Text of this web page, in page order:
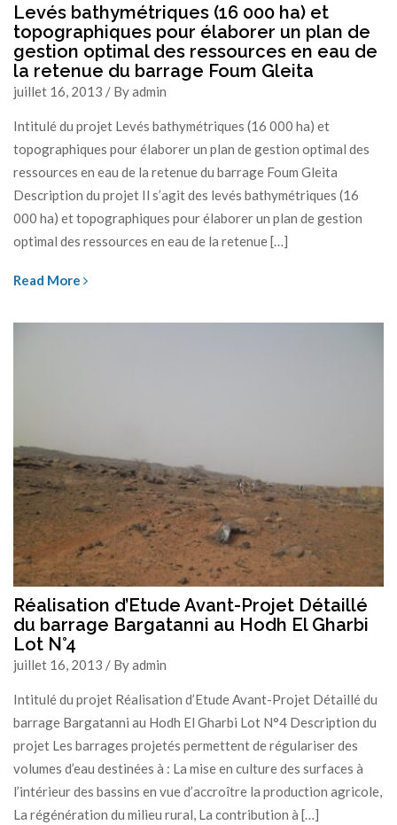
Levés bathymétriques (16 000 ha) et
topographiques pour élaborer un plan de
gestion optimal des ressources en eau de
la retenue du barrage Foum Gleita
juillet 16, 2013 / By admin
Intitulé du projet Levés bathymétriques (16 000 ha) et
topographiques pour élaborer un plan de gestion optimal des
ressources en eau de la retenue du barrage Foum Gleita
Description du projet Il s’agit des levés bathymétriques (16
000 ha) et topographiques pour élaborer un plan de gestion
optimal des ressources en eau de la retenue […]
Read More
Réalisation d’Etude Avant-Projet Détaillé
du barrage Bargatanni au Hodh El Gharbi
Lot N°4
juillet 16, 2013 / By admin
Intitulé du projet Réalisation d’Etude Avant-Projet Détaillé du
barrage Bargatanni au Hodh El Gharbi Lot N°4 Description du
projet Les barrages projetés permettent de régulariser des
volumes d’eau destinées à : La mise en culture des surfaces à
l’intérieur des bassins en vue d’accroître la production agricole,
La régénération du milieu rural, La contribution à […]